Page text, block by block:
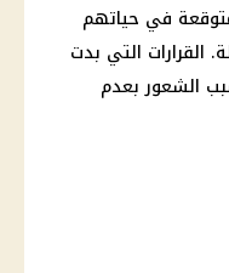
في حياتهم
القرارات التي بدت
الشعور بعدم